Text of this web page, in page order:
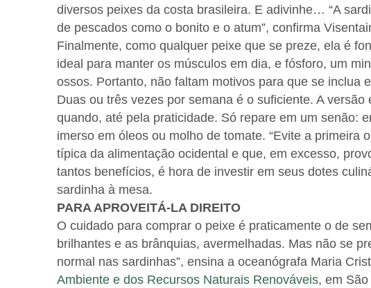
diversos peixes da costa brasileira. E adivinhe… “A
de pescados como o bonito e o atum”, confirma
Finalmente, como qualquer peixe que se preze, ela é
ideal para manter os músculos em dia, e fósforo, um
ossos. Portanto, não faltam motivos para que se inclua
Duas ou três vezes por semana é o suficiente. A
quando, até pela praticidade. Só repare em um senão:
imerso em óleos ou molho de tomate. “Evite a primeira
típica da alimentação ocidental e que, em excesso,
tantos benefícios, é hora de investir em seus dotes
sardinha à mesa.
PARA APROVEITÁ-LA DIREITO
O cuidado para comprar o peixe é praticamente o de
brilhantes e as brânquias, avermelhadas. Mas não se
normal nas sardinhas”, ensina a oceanógrafa Maria
Ambiente e dos Recursos Naturais Renováveis, em